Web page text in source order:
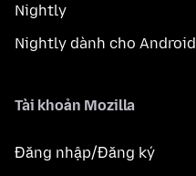
Nightly
Nightly dành cho Android
Tài khoản Mozilla
Đăng nhập/Đăng ký